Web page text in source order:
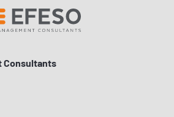
Consultants